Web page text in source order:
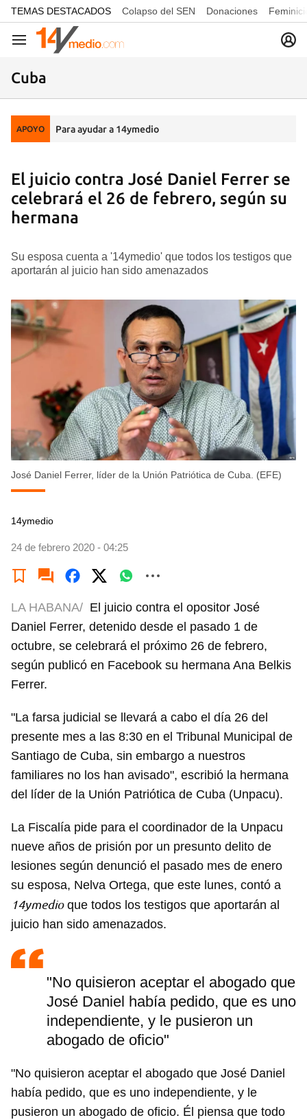
common.go-to-content
TEMAS DESTACADOS Colapso del SEN Donaciones
Navegación
Cuba
APOYO Para ayudar a 14ymedio
El juicio contra José Daniel Ferrer se
celebrará el 26 de febrero, según su
hermana
Su esposa cuenta a '14ymedio' que todos los testigos que
aportarán al juicio han sido amenazados
José Daniel Ferrer, líder de la Unión Patriótica de Cuba. (EFE)
14ymedio
24 de febrero 2020 - 04:25
LA HABANA/ El juicio contra el opositor José
Daniel Ferrer, detenido desde el pasado 1 de
octubre, se celebrará el próximo 26 de febrero,
según publicó en Facebook su hermana Ana Belkis
Ferrer.
"La farsa judicial se llevará a cabo el día 26 del
presente mes a las 8:30 en el Tribunal Municipal de
Santiago de Cuba, sin embargo a nuestros
familiares no los han avisado", escribió la hermana
del líder de la Unión Patriótica de Cuba (Unpacu).
La Fiscalía pide para el coordinador de la Unpacu
nueve años de prisión por un presunto delito de
lesiones según denunció el pasado mes de enero
su esposa, Nelva Ortega, que este lunes, contó a
14ymedioque todos los testigos que aportarán al
juicio han sido amenazados.
"No quisieron aceptar el abogado que
José Daniel había pedido, que es uno
independiente, y le pusieron un
abogado de oficio"
"No quisieron aceptar el abogado que José Daniel
había pedido, que es uno independiente, y le
pusieron un abogado de oficio. Él piensa que todo